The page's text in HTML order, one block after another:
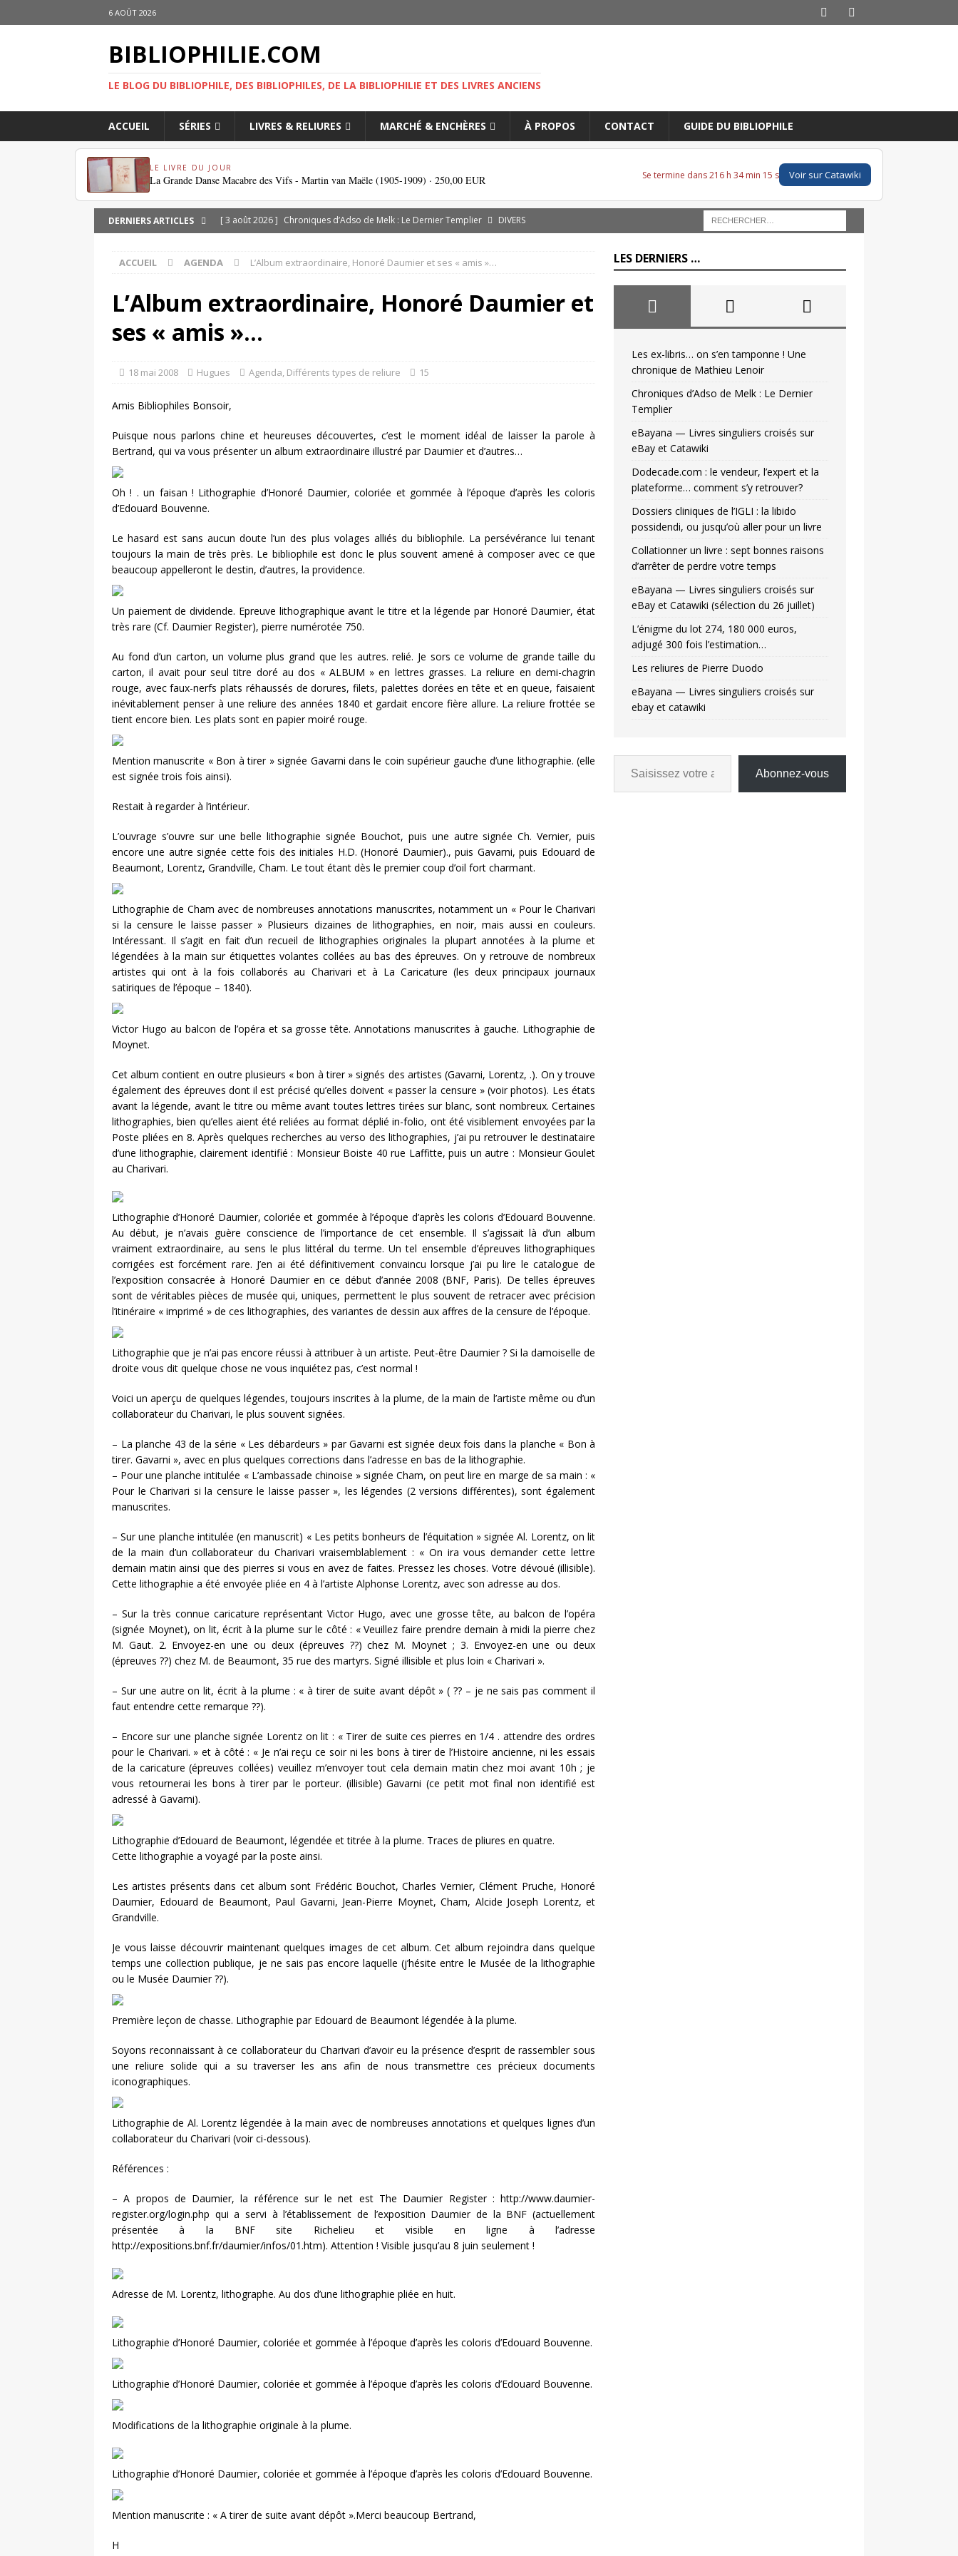
6 AOÛT 2026
BIBLIOPHILIE.COM
LE BLOG DU BIBLIOPHILE, DES BIBLIOPHILES, DE LA BIBLIOPHILIE ET DES LIVRES ANCIENS
ACCUEIL SÉRIES LIVRES & RELIURES MARCHÉ & ENCHÈRES À PROPOS CONTACT GUIDE DU BIBLIOPHILE
LE LIVRE DU JOUR
La Grande Danse Macabre des Vifs - Martin van Maële (1905-1909) ·250,00 EUR Se termine dans 216 h 34 min 14 s Voir sur Catawiki
DERNIERS ARTICLES [ 3 août 2026 ] Chroniques d’Adso de Melk : Le Dernier Templier
DIVERS
[ 31 juillet 2026 ] Dodecade.com : le vendeur, l’expert et la plateforme… comment s’y
DIVERS
Dossiers cliniques de l’IGLI : la libido possidendi, ou jusqu’où aller pour
un livre
ACCUEIL AGENDA L’Album extraordinaire, Honoré Daumier et ses « amis »…
L’Album extraordinaire, Honoré Daumier et
ses « amis »…
18 mai 2008 Hugues Agenda, Différents types de reliure 15
Amis Bibliophiles Bonsoir,
Puisque nous parlons chine et heureuses découvertes, c’est le moment idéal de laisser la parole à
Bertrand, qui va vous présenter un album extraordinaire illustré par Daumier et d’autres…
Oh ! . un faisan ! Lithographie d’Honoré Daumier, coloriée et gommée à l’époque d’après les coloris
d’Edouard Bouvenne.
Le hasard est sans aucun doute l’un des plus volages alliés du bibliophile. La persévérance lui tenant
toujours la main de très près. Le bibliophile est donc le plus souvent amené à composer avec ce que
beaucoup appelleront le destin, d’autres, la providence.
Un paiement de dividende. Epreuve lithographique avant le titre et la légende par Honoré Daumier, état
très rare (Cf. Daumier Register), pierre numérotée 750.
Au fond d’un carton, un volume plus grand que les autres. relié. Je sors ce volume de grande taille du
carton, il avait pour seul titre doré au dos « ALBUM » en lettres grasses. La reliure en demi-chagrin
rouge, avec faux-nerfs plats réhaussés de dorures, filets, palettes dorées en tête et en queue, faisaient
inévitablement penser à une reliure des années 1840 et gardait encore fière allure. La reliure frottée se
tient encore bien. Les plats sont en papier moiré rouge.
Mention manuscrite « Bon à tirer » signée Gavarni dans le coin supérieur gauche d’une lithographie. (elle
est signée trois fois ainsi).
Restait à regarder à l’intérieur.
L’ouvrage s’ouvre sur une belle lithographie signée Bouchot, puis une autre signée Ch. Vernier, puis
encore une autre signée cette fois des initiales H.D. (Honoré Daumier)., puis Gavarni, puis Edouard de
Beaumont, Lorentz, Grandville, Cham. Le tout étant dès le premier coup d’oil fort charmant.
Lithographie de Cham avec de nombreuses annotations manuscrites, notamment un « Pour le Charivari
si la censure le laisse passer » Plusieurs dizaines de lithographies, en noir, mais aussi en couleurs.
Intéressant. Il s’agit en fait d’un recueil de lithographies originales la plupart annotées à la plume et
légendées à la main sur étiquettes volantes collées au bas des épreuves. On y retrouve de nombreux
artistes qui ont à la fois collaborés au Charivari et à La Caricature (les deux principaux journaux
satiriques de l’époque – 1840).
Victor Hugo au balcon de l’opéra et sa grosse tête. Annotations manuscrites à gauche. Lithographie de
Moynet.
Cet album contient en outre plusieurs « bon à tirer » signés des artistes (Gavarni, Lorentz, .). On y trouve
également des épreuves dont il est précisé qu’elles doivent « passer la censure » (voir photos). Les états
avant la légende, avant le titre ou même avant toutes lettres tirées sur blanc, sont nombreux. Certaines
lithographies, bien qu’elles aient été reliées au format déplié in-folio, ont été visiblement envoyées par la
Poste pliées en 8. Après quelques recherches au verso des lithographies, j’ai pu retrouver le destinataire
d’une lithographie, clairement identifié : Monsieur Boiste 40 rue Laffitte, puis un autre : Monsieur Goulet
au Charivari.
Lithographie d’Honoré Daumier, coloriée et gommée à l’époque d’après les coloris d’Edouard Bouvenne.
Au début, je n’avais guère conscience de l’importance de cet ensemble. Il s’agissait là d’un album
vraiment extraordinaire, au sens le plus littéral du terme. Un tel ensemble d’épreuves lithographiques
corrigées est forcément rare. J’en ai été définitivement convaincu lorsque j’ai pu lire le catalogue de
l’exposition consacrée à Honoré Daumier en ce début d’année 2008 (BNF, Paris). De telles épreuves
sont de véritables pièces de musée qui, uniques, permettent le plus souvent de retracer avec précision
l’itinéraire « imprimé » de ces lithographies, des variantes de dessin aux affres de la censure de l’époque.
Lithographie que je n’ai pas encore réussi à attribuer à un artiste. Peut-être Daumier ? Si la damoiselle de
droite vous dit quelque chose ne vous inquiétez pas, c’est normal !
Voici un aperçu de quelques légendes, toujours inscrites à la plume, de la main de l’artiste même ou d’un
collaborateur du Charivari, le plus souvent signées.
– La planche 43 de la série « Les débardeurs » par Gavarni est signée deux fois dans la planche « Bon à
tirer. Gavarni », avec en plus quelques corrections dans l’adresse en bas de la lithographie.
– Pour une planche intitulée « L’ambassade chinoise » signée Cham, on peut lire en marge de sa main : «
Pour le Charivari si la censure le laisse passer », les légendes (2 versions différentes), sont également
manuscrites.
– Sur une planche intitulée (en manuscrit) « Les petits bonheurs de l’équitation » signée Al. Lorentz, on lit
de la main d’un collaborateur du Charivari vraisemblablement : « On ira vous demander cette lettre
demain matin ainsi que des pierres si vous en avez de faites. Pressez les choses. Votre dévoué (illisible).
Cette lithographie a été envoyée pliée en 4 à l’artiste Alphonse Lorentz, avec son adresse au dos.
– Sur la très connue caricature représentant Victor Hugo, avec une grosse tête, au balcon de l’opéra
(signée Moynet), on lit, écrit à la plume sur le côté : « Veuillez faire prendre demain à midi la pierre chez
M. Gaut. 2. Envoyez-en une ou deux (épreuves ??) chez M. Moynet ; 3. Envoyez-en une ou deux
(épreuves ??) chez M. de Beaumont, 35 rue des martyrs. Signé illisible et plus loin « Charivari ».
– Sur une autre on lit, écrit à la plume : « à tirer de suite avant dépôt » ( ?? – je ne sais pas comment il
faut entendre cette remarque ??).
– Encore sur une planche signée Lorentz on lit : « Tirer de suite ces pierres en 1/4 . attendre des ordres
pour le Charivari. » et à côté : « Je n’ai reçu ce soir ni les bons à tirer de l’Histoire ancienne, ni les essais
de la caricature (épreuves collées) veuillez m’envoyer tout cela demain matin chez moi avant 10h ; je
vous retournerai les bons à tirer par le porteur. (illisible) Gavarni (ce petit mot final non identifié est
adressé à Gavarni).
Lithographie d’Edouard de Beaumont, légendée et titrée à la plume. Traces de pliures en quatre.
Cette lithographie a voyagé par la poste ainsi.
Les artistes présents dans cet album sont Frédéric Bouchot, Charles Vernier, Clément Pruche, Honoré
Daumier, Edouard de Beaumont, Paul Gavarni, Jean-Pierre Moynet, Cham, Alcide Joseph Lorentz, et
Grandville.
Je vous laisse découvrir maintenant quelques images de cet album. Cet album rejoindra dans quelque
temps une collection publique, je ne sais pas encore laquelle (j’hésite entre le Musée de la lithographie
ou le Musée Daumier ??).
Première leçon de chasse. Lithographie par Edouard de Beaumont légendée à la plume.
Soyons reconnaissant à ce collaborateur du Charivari d’avoir eu la présence d’esprit de rassembler sous
une reliure solide qui a su traverser les ans afin de nous transmettre ces précieux documents
iconographiques.
Lithographie de Al. Lorentz légendée à la main avec de nombreuses annotations et quelques lignes d’un
collaborateur du Charivari (voir ci-dessous).
Références :
– A propos de Daumier, la référence sur le net est The Daumier Register : http://www.daumier-
register.org/login.php qui a servi à l’établissement de l’exposition Daumier de la BNF (actuellement
présentée à la BNF site Richelieu et visible en ligne à l’adresse
http://expositions.bnf.fr/daumier/infos/01.htm). Attention ! Visible jusqu’au 8 juin seulement !
Adresse de M. Lorentz, lithographe. Au dos d’une lithographie pliée en huit.
Lithographie d’Honoré Daumier, coloriée et gommée à l’époque d’après les coloris d’Edouard Bouvenne.
Lithographie d’Honoré Daumier, coloriée et gommée à l’époque d’après les coloris d’Edouard Bouvenne.
Modifications de la lithographie originale à la plume.
Lithographie d’Honoré Daumier, coloriée et gommée à l’époque d’après les coloris d’Edouard Bouvenne.
Mention manuscrite : « A tirer de suite avant dépôt ».Merci beaucoup Bertrand,
H
LES DERNIERS …
Les ex-libris… on s’en tamponne ! Une
chronique de Mathieu Lenoir
Chroniques d’Adso de Melk : Le Dernier
Templier
eBayana — Livres singuliers croisés sur
eBay et Catawiki
Dodecade.com : le vendeur, l’expert et la
plateforme… comment s’y retrouver?
Dossiers cliniques de l’IGLI : la libido
possidendi, ou jusqu’où aller pour un livre
Collationner un livre : sept bonnes raisons
d’arrêter de perdre votre temps
eBayana — Livres singuliers croisés sur
eBay et Catawiki (sélection du 26 juillet)
L’énigme du lot 274, 180 000 euros,
adjugé 300 fois l’estimation…
Les reliures de Pierre Duodo
eBayana — Livres singuliers croisés sur
ebay et catawiki
Abonnez-vous